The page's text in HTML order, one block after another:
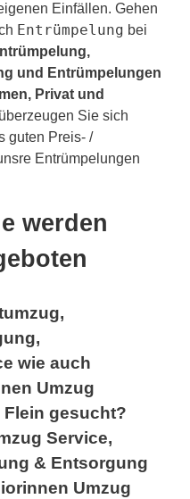
Einfällen. Gehen
Entrümpelung bei
und Entrümpelungen
Privat und
überzeugen Sie sich
guten Preis- /
Entrümpelungen
werden
wie auch
Umzug
Flein gesucht?
Service,
& Entsorgung
Umzug